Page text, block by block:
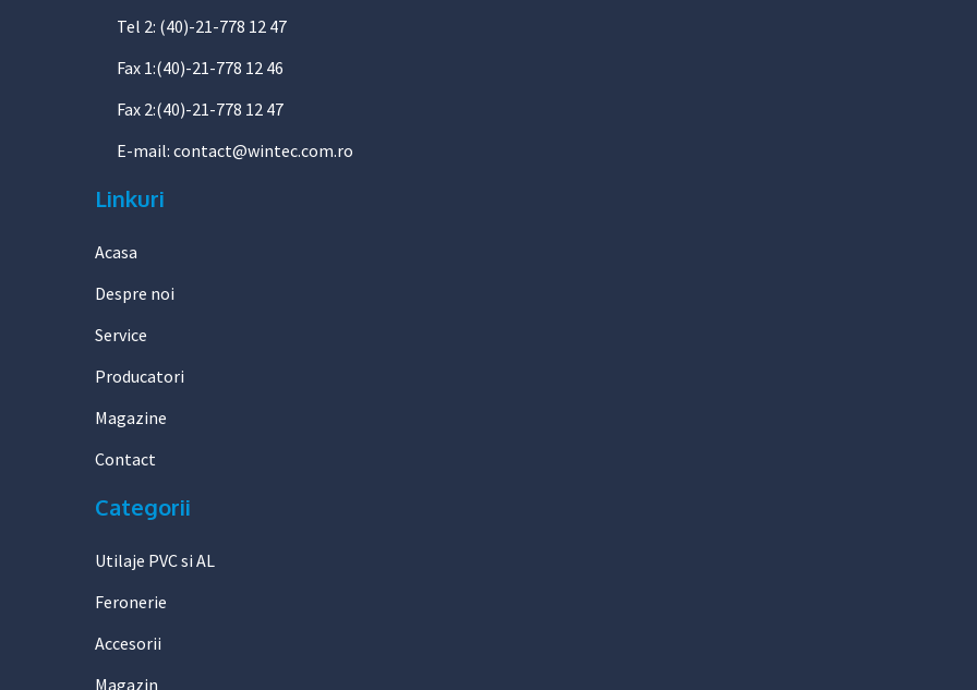
Tel 2: (40)-21-778 12 47
Fax 1:(40)-21-778 12 46
Fax 2:(40)-21-778 12 47
E-mail: contact@wintec.com.ro
Linkuri
Acasa
Despre noi
Service
Producatori
Magazine
Contact
Categorii
Utilaje PVC si AL
Feronerie
Accesorii
Magazin